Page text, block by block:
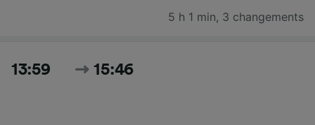
5 h 1 min, 3 changements
13:59 15:46